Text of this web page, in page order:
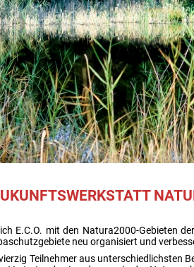
E.C.O. mit den Natura2000-Gebieten
neu organisiert und
Teilnehmer aus unterschiedlichsten